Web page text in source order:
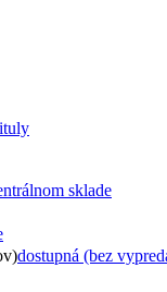
sklade
dostupná (bez